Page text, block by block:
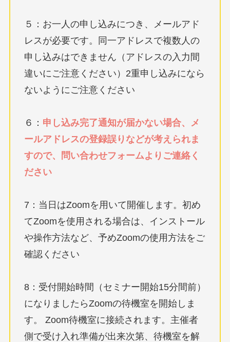
５：お一人の申し込みにつき、メールアド
レスが必要です。同一アドレスで複数人の
申し込みはできません（アドレスの入力間
違いにご注意ください）2重申し込みになら
ないようにご注意ください
６： 申し込み完了通知が届かない場合、メ
ールアドレスの登録誤りなどが考えられま
すので、問い合わせフォームよりご連絡く
ださい
7：当日はZoomを用いて開催します。初め
てZoomを使用される場合は、インストール
や操作方法など、予めZoomの使用方法をご
確認ください
8：受付開始時間（セミナー開始15分間前）
になりましたらZoomの待機室を開始しま
す。 Zoom待機室に接続されます。主催者
側で受け入れ準備が出来次第、待機室を解